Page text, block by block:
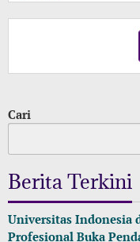
Cari
Berita Terkini
Universitas Indonesia
Profesional Buka